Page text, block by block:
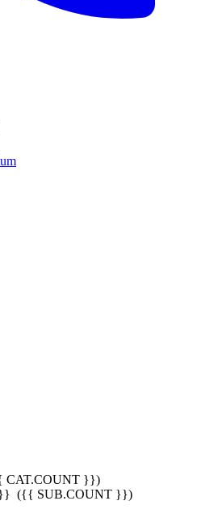
CAT.COUNT }})
({{ SUB.COUNT }})